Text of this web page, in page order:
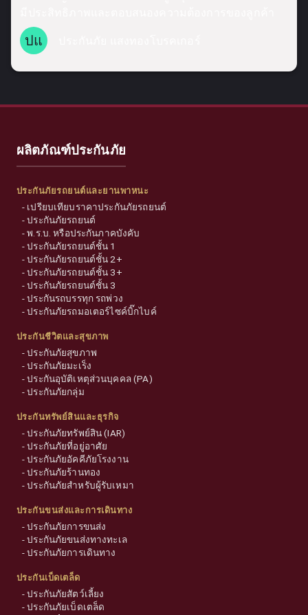
ปแ
ผลิตภัณฑ์ประกันภัย
ประกันภัยรถยนต์และยานพาหนะ
- เปรียบเทียบราคาประกันภัยรถยนต์
-ประกันภัยรถยนต์
-พ.ร.บ. หรือประกันภาคบังคับ
-ประกันภัยรถยนต์ชั้น 1
-ประกันภัยรถยนต์ชั้น 2+
-ประกันภัยรถยนต์ชั้น 3+
-ประกันภัยรถยนต์ชั้น 3
-ประกันรถบรรทุก รถพ่วง
-ประกันภัยรถมอเตอร์ไซค์บิ๊กไบค์
ประกันชีวิตและสุขภาพ
-ประกันภัยสุขภาพ
-ประกันภัยมะเร็ง
-ประกันอุบัติเหตุส่วนบุคคล (PA)
-ประกันภัยกลุ่ม
ประกันทรัพย์สินและธุรกิจ
-ประกันภัยทรัพย์สิน (IAR)
-ประกันภัยที่อยู่อาศัย
-ประกันภัยอัคคีภัยโรงงาน
-ประกันภัยร้านทอง
-ประกันภัยสำหรับผู้รับเหมา
ประกันขนส่งและการเดินทาง
-ประกันภัยการขนส่ง
-ประกันภัยขนส่งทางทะเล
-ประกันภัยการเดินทาง
ประกันเบ็ดเตล็ด
-ประกันภัยสัตว์เลี้ยง
-ประกันภัยเบ็ดเตล็ด